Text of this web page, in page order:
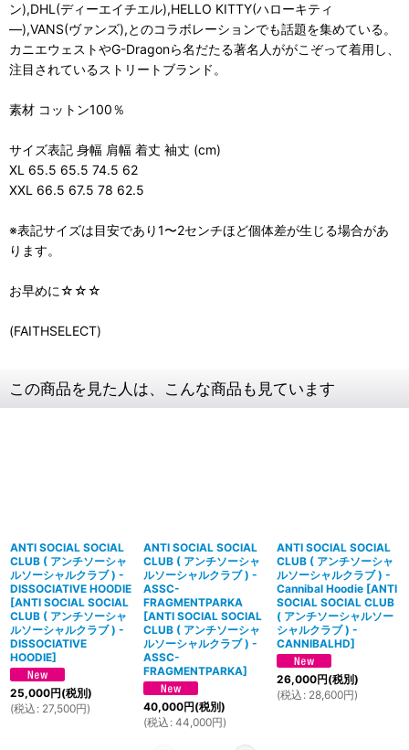
ン),DHL(ディーエイチエル),HELLO KITTY(ハローキティ
―),VANS(ヴァンズ),とのコラボレーションでも話題を集めている。
カニエウェストやG-Dragonら名だたる著名人ががこぞって着用し、
注目されているストリートブランド。
素材 コットン100％
サイズ表記 身幅 肩幅 着丈 袖丈 (cm)
XL 65.5 65.5 74.5 62
XXL 66.5 67.5 78 62.5
※表記サイズは目安であり1〜2センチほど個体差が生じる場合があ
ります。
お早めに☆☆☆
(FAITHSELECT)
この商品を見た人は、こんな商品も見ています
ANTI SOCIAL SOCIAL
CLUB ( アンチソーシャ
ルソーシャルクラブ ) -
DISSOCIATIVE HOODIE
[ANTI SOCIAL SOCIAL
CLUB ( アンチソーシャ
ルソーシャルクラブ ) -
DISSOCIATIVE
HOODIE]
25,000円(税別)
(税込 : 27,500円)
ANTI SOCIAL SOCIAL
CLUB ( アンチソーシャ
ルソーシャルクラブ ) -
ASSC-
FRAGMENTPARKA
[ANTI SOCIAL SOCIAL
CLUB ( アンチソーシャ
ルソーシャルクラブ ) -
ASSC-
FRAGMENTPARKA]
40,000円(税別)
(税込 : 44,000円)
ANTI SOCIAL SOCIAL
CLUB ( アンチソーシャ
ルソーシャルクラブ ) -
Cannibal Hoodie [ANTI
SOCIAL SOCIAL CLUB
( アンチソーシャルソー
シャルクラブ ) -
CANNIBALHD]
26,000円(税別)
(税込 : 28,600円)